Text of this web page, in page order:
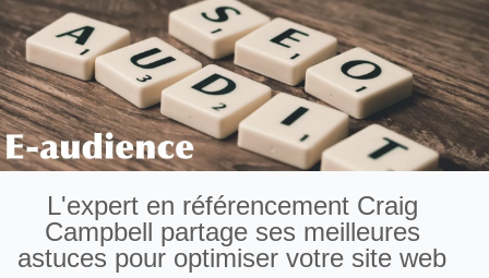
L'expert en référencement Craig
Campbell partage ses meilleures
astuces pour optimiser votre site web